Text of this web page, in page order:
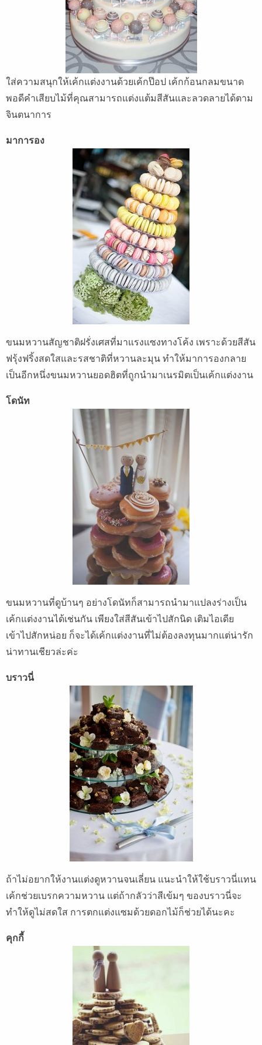
ใส่ความสนุกให้เค้กแต่งงานด้วยเค้กป๊อป เค้กก้อนกลมขนาด
พอดีคำเสียบไม้ที่คุณสามารถแต่งแต้มสีสันและลวดลายได้ตาม
จินตนาการ
มาการอง
ขนมหวานสัญชาติฝรั่งเศสที่มาแรงแซงทางโค้ง เพราะด้วยสีสัน
ฟรุ้งฟริ้งสดใสและรสชาติที่หวานละมุน ทำให้มาการองกลาย
เป็นอีกหนึ่งขนมหวานยอดฮิตที่ถูกนำมาเนรมิตเป็นเค้กแต่งงาน
โดนัท
ขนมหวานที่ดูบ้านๆ อย่างโดนัทก็สามารถนำมาแปลงร่างเป็น
เค้กแต่งงานได้เช่นกัน เพียงใส่สีสันเข้าไปสักนิด เติมไอเดีย
เข้าไปสักหน่อย ก็จะได้เค้กแต่งงานที่ไม่ต้องลงทุนมากแต่น่ารัก
น่าทานเชียวล่ะค่ะ
บราวนี่
ถ้าไม่อยากให้งานแต่งดูหวานจนเลี่ยน แนะนำให้ใช้บราวนี่แทน
เค้กช่วยเบรกความหวาน แต่ถ้ากลัวว่าสีเข้มๆ ของบราวนี่จะ
ทำให้ดูไม่สดใส การตกแต่งแซมด้วยดอกไม้ก็ช่วยได้นะคะ
คุกกี้